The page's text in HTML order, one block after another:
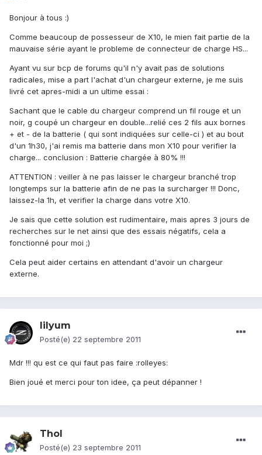
Bonjour à tous :)
Comme beaucoup de possesseur de X10, le mien fait partie de la
mauvaise série ayant le probleme de connecteur de charge HS...
Ayant vu sur bcp de forums qu'il n'y avait pas de solutions
radicales, mise a part l'achat d'un chargeur externe, je me suis
livré cet apres-midi a un ultime essai :
Sachant que le cable du chargeur comprend un fil rouge et un
noir, g coupé un chargeur en double...relié ces 2 fils aux bornes
+ et - de la batterie ( qui sont indiquées sur celle-ci ) et au bout
d'un 1h30, j'ai remis ma batterie dans mon X10 pour verifier la
charge... conclusion : Batterie chargée à 80% !!!
ATTENTION : veiller à ne pas laisser le chargeur branché trop
longtemps sur la batterie afin de ne pas la surcharger !!! Donc,
laissez-la 1h, et verifier la charge dans votre X10.
Je sais que cette solution est rudimentaire, mais apres 3 jours de
recherches sur le net ainsi que des essais négatifs, cela a
fonctionné pour moi ;)
Cela peut aider certains en attendant d'avoir un chargeur
externe.
lilyum
Posté(e) 22 septembre 2011
Mdr !!! qu est ce qui faut pas faire :rolleyes:
Bien joué et merci pour ton idee, ça peut dépanner !
Thol
Posté(e) 23 septembre 2011